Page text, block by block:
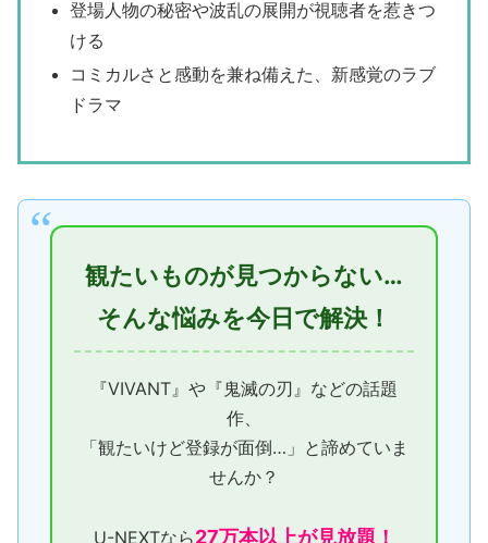
登場人物の秘密や波乱の展開が視聴者を惹きつ
ける
コミカルさと感動を兼ね備えた、新感覚のラブ
ドラマ
観たいものが見つからない…
そんな悩みを今日で解決！
『VIVANT』や『鬼滅の刃』などの話題
作、
「観たいけど登録が面倒…」と諦めていま
せんか？
U-NEXTなら27万本以上が見放題！